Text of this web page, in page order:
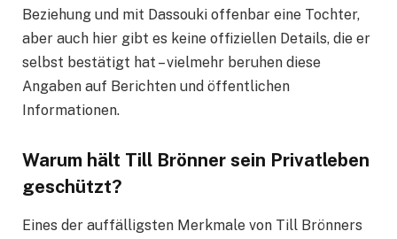
Beziehung und mit Dassouki offenbar eine Tochter,
aber auch hier gibt es keine offiziellen Details, die er
selbst bestätigt hat – vielmehr beruhen diese
Angaben auf Berichten und öffentlichen
Informationen.
Warum hält Till Brönner sein Privatleben
geschützt?
Eines der auffälligsten Merkmale von Till Brönners